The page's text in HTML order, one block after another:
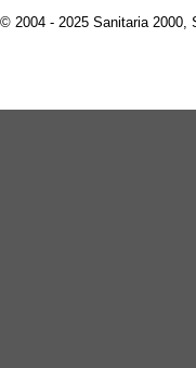
© 2004 - 2025 Sanitaria 2000,